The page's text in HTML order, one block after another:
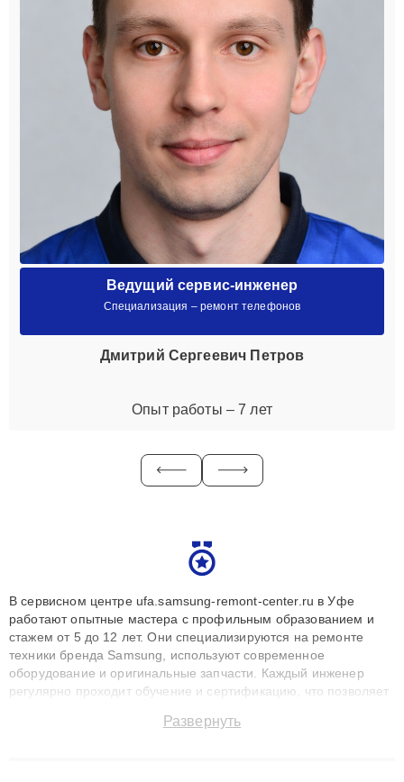
Ведущий сервис-инженер
Специализация – ремонт телефонов
Дмитрий Сергеевич Петров
Опыт работы – 7 лет
В сервисном центре ufa.samsung-remont-center.ru в Уфе
работают опытные мастера с профильным образованием и
стажем от 5 до 12 лет. Они специализируются на ремонте
техники бренда Samsung, используют современное
оборудование и оригинальные запчасти. Каждый инженер
регулярно проходит обучение и сертификацию, что позволяет
технику с сохранением гарантии до 3 лет. Наши мастера
Развернуть